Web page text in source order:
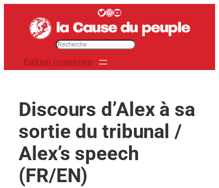
contenu
Twitter InstagramYouTube
e
Édition Imprimée
Discours d’Alex à sa
sortie du tribunal /
Alex’s speech
(FR/EN)